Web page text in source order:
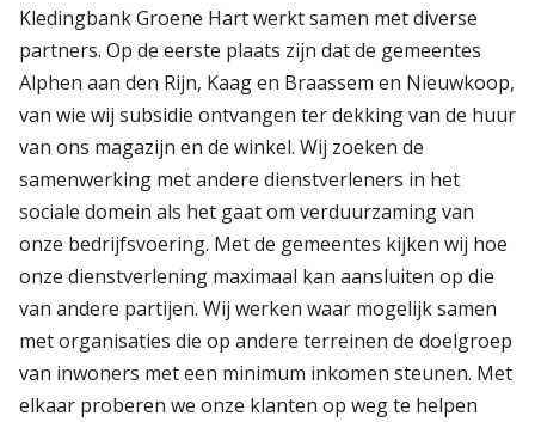
Kledingbank Groene Hart werkt samen met diverse
partners. Op de eerste plaats zijn dat de gemeentes
Alphen aan den Rijn, Kaag en Braassem en Nieuwkoop,
van wie wij subsidie ontvangen ter dekking van de huur
van ons magazijn en de winkel. Wij zoeken de
samenwerking met andere dienstverleners in het
sociale domein als het gaat om verduurzaming van
onze bedrijfsvoering. Met de gemeentes kijken wij hoe
onze dienstverlening maximaal kan aansluiten op die
van andere partijen. Wij werken waar mogelijk samen
met organisaties die op andere terreinen de doelgroep
van inwoners met een minimum inkomen steunen. Met
elkaar proberen we onze klanten op weg te helpen